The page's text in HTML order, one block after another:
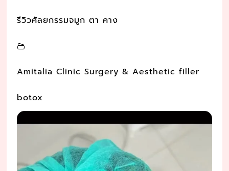
รีวิวศัลยกรรมจมูก ตา คาง
Amitalia Clinic Surgery & Aesthetic filler
botox